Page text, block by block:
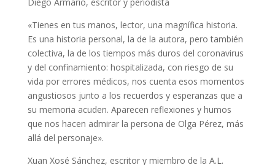
«Tienes en tus manos, lector, una magnífica historia.
Es una historia personal, la de la autora, pero también
colectiva, la de los tiempos más duros del coronavirus
y del confinamiento: hospitalizada, con riesgo de su
vida por errores médicos, nos cuenta esos momentos
angustiosos junto a los recuerdos y esperanzas que a
su memoria acuden. Aparecen reflexiones y humos
que nos hacen admirar la persona de Olga Pérez, más
allá del personaje».
Xuan Xosé Sánchez, escritor y miembro de la A.L.